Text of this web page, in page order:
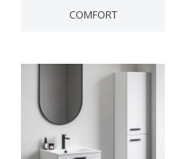
COMFORT